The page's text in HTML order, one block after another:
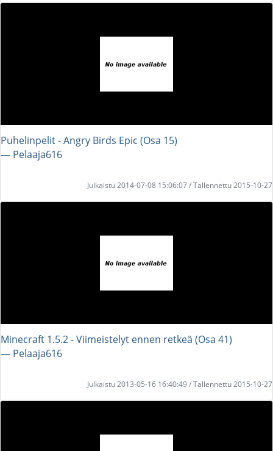
Puhelinpelit - Angry Birds Epic (Osa 15)
― Pelaaja616
Julkaistu 2014-07-08 15:06:07 / Tallennettu 2015-10-27
Minecraft 1.5.2 - Viimeistelyt ennen retkeä (Osa 41)
― Pelaaja616
Julkaistu 2013-05-16 16:40:49 / Tallennettu 2015-10-27